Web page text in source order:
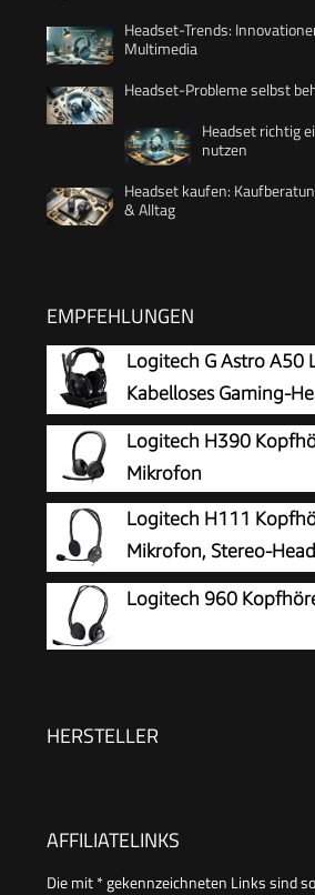
Headset-Trends:
Multimedia
Headset-Probleme selbst
Headset richtig
nutzen
Headset kaufen:
& Alltag
EMPFEHLUNGEN
Logitech G Astro A50
Kabelloses Gaming-
Basisstation
Logitech H390
Mikrofon
Logitech H111
Mikrofon, Stereo-
Verstellbares
Rauschunterdrückung,
Audio/Mikrofon Dualanschluss
Logitech 960
HERSTELLER
AFFILIATELINKS
Die mit * gekennzeichneten Links sind